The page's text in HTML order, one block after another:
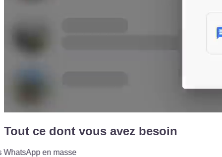
Tout ce dont vous avez besoin
en masse